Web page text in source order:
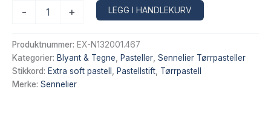
-
tørrpastell
–
Intense
Blue
467
+ LEGG I HANDLEKURV
Produktnummer: EX-N132001.467
Kategorier: Blyant & Tegne Pasteller Sennelier Tørrpasteller
Stikkord: Extra soft pastell Pastellstift Tørrpastell
Merke: Sennelier